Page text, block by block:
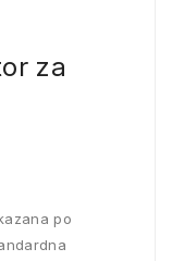
za
po